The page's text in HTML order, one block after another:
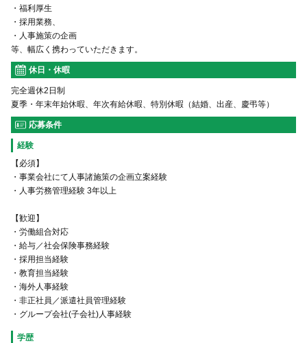
・福利厚生
・採用業務、
・人事施策の企画
等、幅広く携わっていただきます。
休日・休暇
完全週休2日制
夏季・年末年始休暇、年次有給休暇、特別休暇（結婚、出産、慶弔等）
応募条件
経験
【必須】
・事業会社にて人事諸施策の企画立案経験
・人事労務管理経験 3年以上
【歓迎】
・労働組合対応
・給与／社会保険事務経験
・採用担当経験
・教育担当経験
・海外人事経験
・非正社員／派遣社員管理経験
・グループ会社(子会社)人事経験
学歴